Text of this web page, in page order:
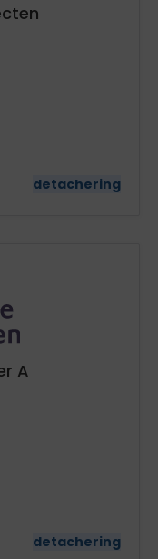
detachering
A
detachering